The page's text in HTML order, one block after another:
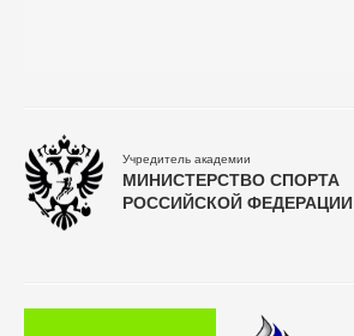
Учредитель академии
МИНИСТЕРСТВО СПОРТА
РОССИЙСКОЙ ФЕДЕРАЦИИ